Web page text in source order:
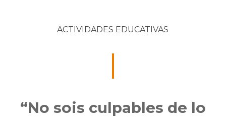
ACTIVIDADES EDUCATIVAS
“No sois culpables de lo